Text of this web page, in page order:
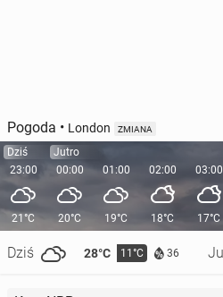
Pogoda • London ZMIANA
Dziś
23:00
21°C
Dziś 28°C 11°C 36
Jutro
00:00
20°C
01:00
19°C
02:00
18°C
03:00
17°C